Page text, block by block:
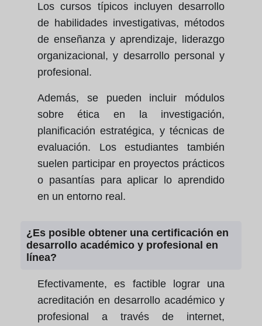
Los cursos típicos incluyen desarrollo
de habilidades investigativas, métodos
de enseñanza y aprendizaje, liderazgo
organizacional, y desarrollo personal y
profesional.
Además, se pueden incluir módulos
sobre ética en la investigación,
planificación estratégica, y técnicas de
evaluación. Los estudiantes también
suelen participar en proyectos prácticos
o pasantías para aplicar lo aprendido
en un entorno real.
¿Es posible obtener una certificación en
desarrollo académico y profesional en
línea?
Efectivamente, es factible lograr una
acreditación en desarrollo académico y
profesional a través de internet,